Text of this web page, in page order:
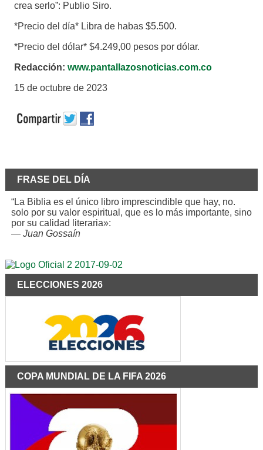
crea serlo”: Publio Siro.
*Precio del día* Libra de habas $5.500.
*Precio del dólar* $4.249,00 pesos por dólar.
Redacción: www.pantallazosnoticias.com.co
15 de octubre de 2023
FRASE DEL DÍA
“La Biblia es el único libro imprescindible que hay, no.
solo por su valor espiritual, que es lo más importante, sino
por su calidad literaria»:
— Juan Gossaín
ELECCIONES 2026
COPA MUNDIAL DE LA FIFA 2026